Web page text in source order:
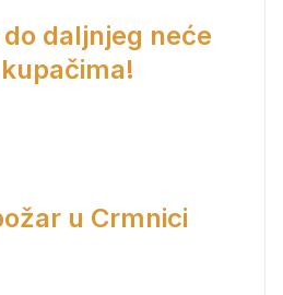
daljnjeg neće
u Crmnici